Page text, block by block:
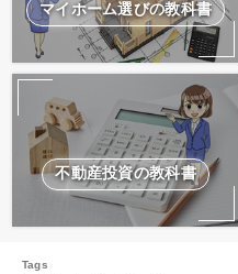
マイホーム選びの教科書
不動産投資の教科書